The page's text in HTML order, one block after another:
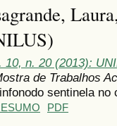
10, n. 20 (2013):
de Trabalhos
sentinela
PDF